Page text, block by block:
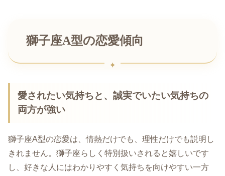
獅子座A型の恋愛傾向
愛されたい気持ちと、誠実でいたい気持ちの
両方が強い
獅子座A型の恋愛は、情熱だけでも、理性だけでも説明し
きれません。獅子座らしく特別扱いされると嬉しいです
し、好きな人にはわかりやすく気持ちを向けやすい一方